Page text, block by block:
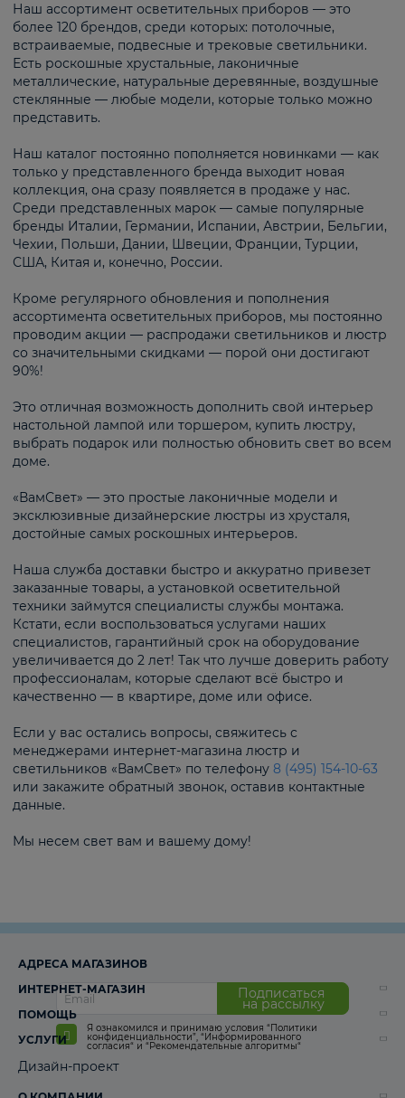
Наш ассортимент осветительных приборов — это
более 120 брендов, среди которых: потолочные,
встраиваемые, подвесные и трековые светильники.
Есть роскошные хрустальные, лаконичные
металлические, натуральные деревянные, воздушные
стеклянные — любые модели, которые только можно
представить.
Наш каталог постоянно пополняется новинками — как
только у представленного бренда выходит новая
коллекция, она сразу появляется в продаже у нас.
Среди представленных марок — самые популярные
бренды Италии, Германии, Испании, Австрии, Бельгии,
Чехии, Польши, Дании, Швеции, Франции, Турции,
США, Китая и, конечно, России.
Кроме регулярного обновления и пополнения
ассортимента осветительных приборов, мы постоянно
проводим акции — распродажи светильников и люстр
со значительными скидками — порой они достигают
90%!
Это отличная возможность дополнить свой интерьер
настольной лампой или торшером, купить люстру,
выбрать подарок или полностью обновить свет во всем
доме.
«ВамСвет» — это простые лаконичные модели и
эксклюзивные дизайнерские люстры из хрусталя,
достойные самых роскошных интерьеров.
Наша служба доставки быстро и аккуратно привезет
заказанные товары, а установкой осветительной
техники займутся специалисты службы монтажа.
Кстати, если воспользоваться услугами наших
специалистов, гарантийный срок на оборудование
увеличивается до 2 лет! Так что лучше доверить работу
профессионалам, которые сделают всё быстро и
качественно — в квартире, доме или офисе.
Если у вас остались вопросы, свяжитесь с
менеджерами интернет-магазина люстр и
светильников «ВамСвет» по телефону 8 (495) 154-10-63
или закажите обратный звонок, оставив контактные
данные.
Мы несем свет вам и вашему дому!
Подписаться
на рассылку
Я ознакомился и принимаю условия “Политики
конфиденциальности”, “Информированного
согласия“ и “Рекомендательные алгоритмы“
АДРЕСА МАГАЗИНОВ
ИНТЕРНЕТ-МАГАЗИН
ПОМОЩЬ
УСЛУГИ
Дизайн-проект